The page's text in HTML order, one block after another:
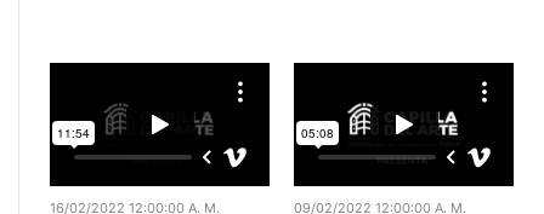
16/02/2022 12:00:00 A. M. 09/02/2022 12:00:00 A. M.